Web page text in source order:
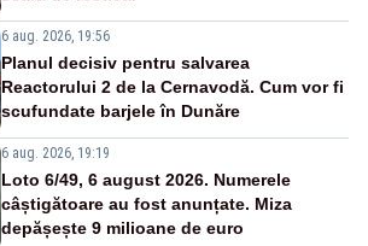
6 aug. 2026, 19:56
Planul decisiv pentru salvarea
Reactorului 2 de la Cernavodă. Cum vor fi
scufundate barjele în Dunăre
6 aug. 2026, 19:19
Loto 6/49, 6 august 2026. Numerele
câștigătoare au fost anunțate. Miza
depășește 9 milioane de euro